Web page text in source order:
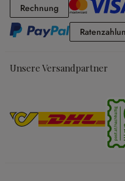
RechnungRechnung
Unsere Versandpartner